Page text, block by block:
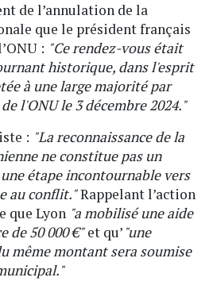
de l’annulation de la
que le président français
: "Ce rendez-vous était
historique, dans l'esprit
à une large majorité par
l'ONU le 3 décembre 2024."
: "La reconnaissance de la
ne constitue pas un
étape incontournable vers
au conflit."Rappelant l’action
que Lyon "a mobilisé une aide
de 50 000 €"et qu’ "une
même montant sera soumise